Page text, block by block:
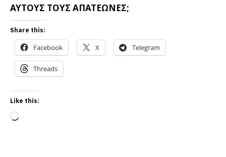
ΑΥΤΟΥΣ ΤΟΥΣ ΑΠΑΤΕΩΝΕΣ;
Share this:
Facebook X Telegram
Threads
Like this:
Loading…